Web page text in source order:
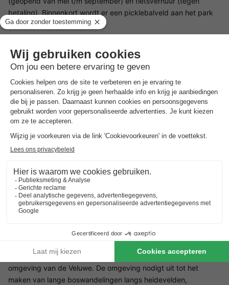
betaling). Binnenkort wordt er een picklebalveld aan het park
toegevoegd.
Faciliteiten voor kinderen Molecaten Park De Leemkule
Tijdens de schoolvakanties vermaakt het animatieteam de
kinderen met een gevarieerd programma, waaronder musicals,
een roofvogelshow en een playbackshow. Natuurlijk maken de
mascottes van het park, Molly en Caatje, ook deel uit van het
programma!
Restaurants Molecaten Park De Leemkule
Je kunt ontbijten, lunchen en dineren bij Restaurant De Keuken
van Caatje in De Leemkule. WLAN is hier gratis beschikbaar. Er
is ook een kleine, onbemande winkel waar je met je kaart kunt
betalen en een snackbar. Het restaurant, de winkel en de
snackbar hebben beperkte openingstijden van november tot
maart.
Omgeving Molecaten Park De Leemkule
Deze Molecaten in Hattem ligt in een prachtige bosrijke
omgeving van de Veluwe. De omgeving nodigt uit tot het
maken van lange boswandelingen langs heidevelden,